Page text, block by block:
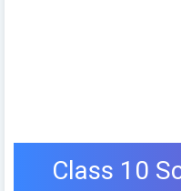
Class 10